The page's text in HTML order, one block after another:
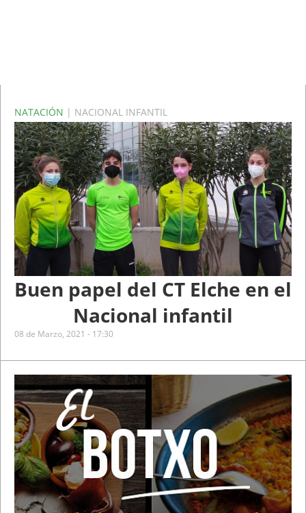
NATACIÓN | NACIONAL INFANTIL
Buen papel del CT Elche en el
Nacional infantil
08 de Marzo, 2021 - 17:30